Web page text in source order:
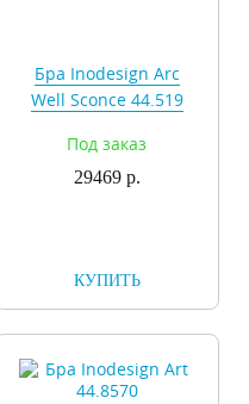
Бра Inodesign Arc
Well Sconce 44.519
Под заказ
29469 р.
КУПИТЬ